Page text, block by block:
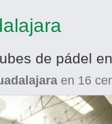
de pádel
en 16